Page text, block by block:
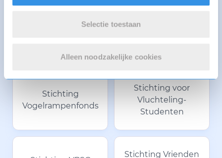
Selectie toestaan
Alleen noodzakelijke cookies
Stichting
Vogelrampenfonds
Stichting voor
Vluchteling-
Studenten
Stichting Vrienden